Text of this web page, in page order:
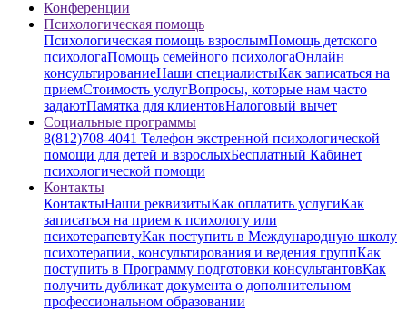
Конференции
Психологическая помощь
Психологическая помощь взрослымПомощь детского
психологаПомощь семейного психологаОнлайн
консультированиеНаши специалистыКак записаться на
приемСтоимость услугВопросы, которые нам часто
задаютПамятка для клиентовНалоговый вычет
Социальные программы
8(812)708-4041 Телефон экстренной психологической
помощи для детей и взрослыхБесплатный Кабинет
психологической помощи
Контакты
КонтактыНаши реквизитыКак оплатить услугиКак
записаться на прием к психологу или
психотерапевтуКак поступить в Международную школу
психотерапии, консультирования и ведения группКак
поступить в Программу подготовки консультантовКак
получить дубликат документа о дополнительном
профессиональном образовании